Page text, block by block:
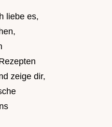
liebe es,
zeige dir,